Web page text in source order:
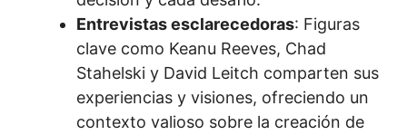
Entrevistas esclarecedoras: Figuras
clave como Keanu Reeves, Chad
Stahelski y David Leitch comparten sus
experiencias y visiones, ofreciendo un
contexto valioso sobre la creación de